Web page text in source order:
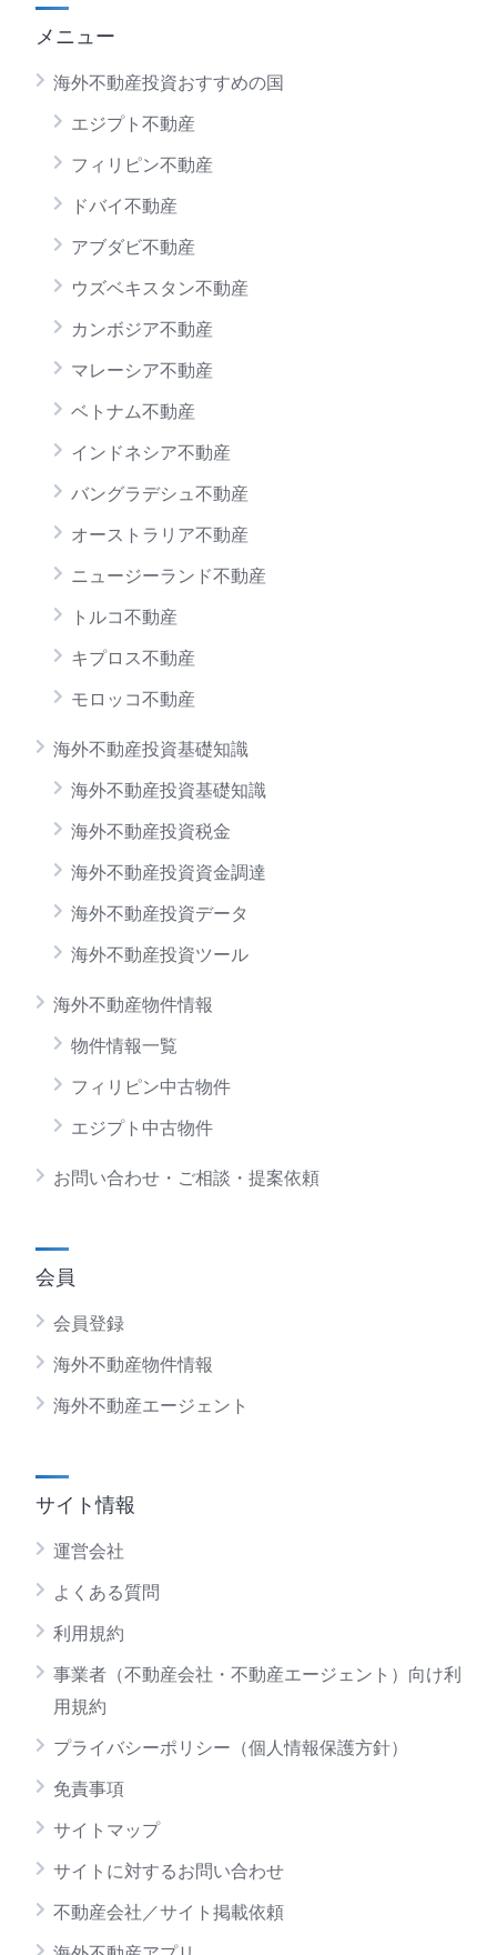
メニュー
海外不動産投資おすすめの国
エジプト不動産
フィリピン不動産
ドバイ不動産
アブダビ不動産
ウズベキスタン不動産
カンボジア不動産
マレーシア不動産
ベトナム不動産
インドネシア不動産
バングラデシュ不動産
オーストラリア不動産
ニュージーランド不動産
トルコ不動産
キプロス不動産
モロッコ不動産
海外不動産投資基礎知識
海外不動産投資基礎知識
海外不動産投資税金
海外不動産投資資金調達
海外不動産投資データ
海外不動産投資ツール
海外不動産物件情報
物件情報一覧
フィリピン中古物件
エジプト中古物件
お問い合わせ・ご相談・提案依頼
会員
会員登録
海外不動産物件情報
海外不動産エージェント
サイト情報
運営会社
よくある質問
利用規約
事業者（不動産会社・不動産エージェント）向け利
用規約
プライバシーポリシー（個人情報保護方針）
免責事項
サイトマップ
サイトに対するお問い合わせ
不動産会社／サイト掲載依頼